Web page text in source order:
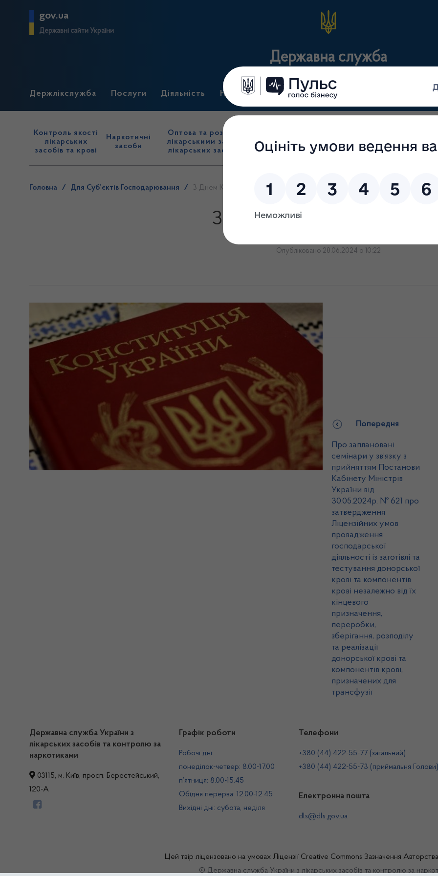
gov.ua
Державні сайти України
Державна служба
Держлікслужба Послуги Діяльність Нормативні документи Для громадськості
Контроль якості
лікарських
засобів та крові
Наркотичні
засоби
Оптова та роздрібна торгівля
лікарськими засобами, імпорт
лікарських засобів (крім АФІ)
нагляд
(контроль)
засобів, крові
сертифікація
Головна / Для Суб’єктів Господарювання / З Днем Конституції України
З Днем Конституції України
Опубліковано 28.06.2024 о 10:22
Попередня
Про заплановані
семінари у зв’язку з
прийняттям Постанови
Кабінету Міністрів
України від
30.05.2024р. № 621 про
затвердження
Ліцензійних умов
провадження
господарської
діяльності із заготівлі та
тестування донорської
крові та компонентів
крові незалежно від їх
кінцевого
призначення,
переробки,
зберігання, розподілу
та реалізації
донорської крові та
компонентів крові,
призначених для
трансфузії
Державна служба України з
лікарських засобів та контролю за
наркотиками
03115, м. Київ, просп. Берестейський,
120-А
Графік роботи
Робочі дні:
понеділок-четвер: 8.00-17.00
п’ятниця: 8.00-15.45
Обідня перерва: 12.00-12.45
Вихідні дні: субота, неділя
Телефони
+380 (44) 422-55-77 (загальний)
+380 (44) 422-55-73 (приймальня Голови)
Електронна пошта
dls@dls.gov.ua
Цей твір ліцензовано на умовах Ліцензії Creative Commons Зазначення
© Державна служба України з лікарських засобів та контролю за